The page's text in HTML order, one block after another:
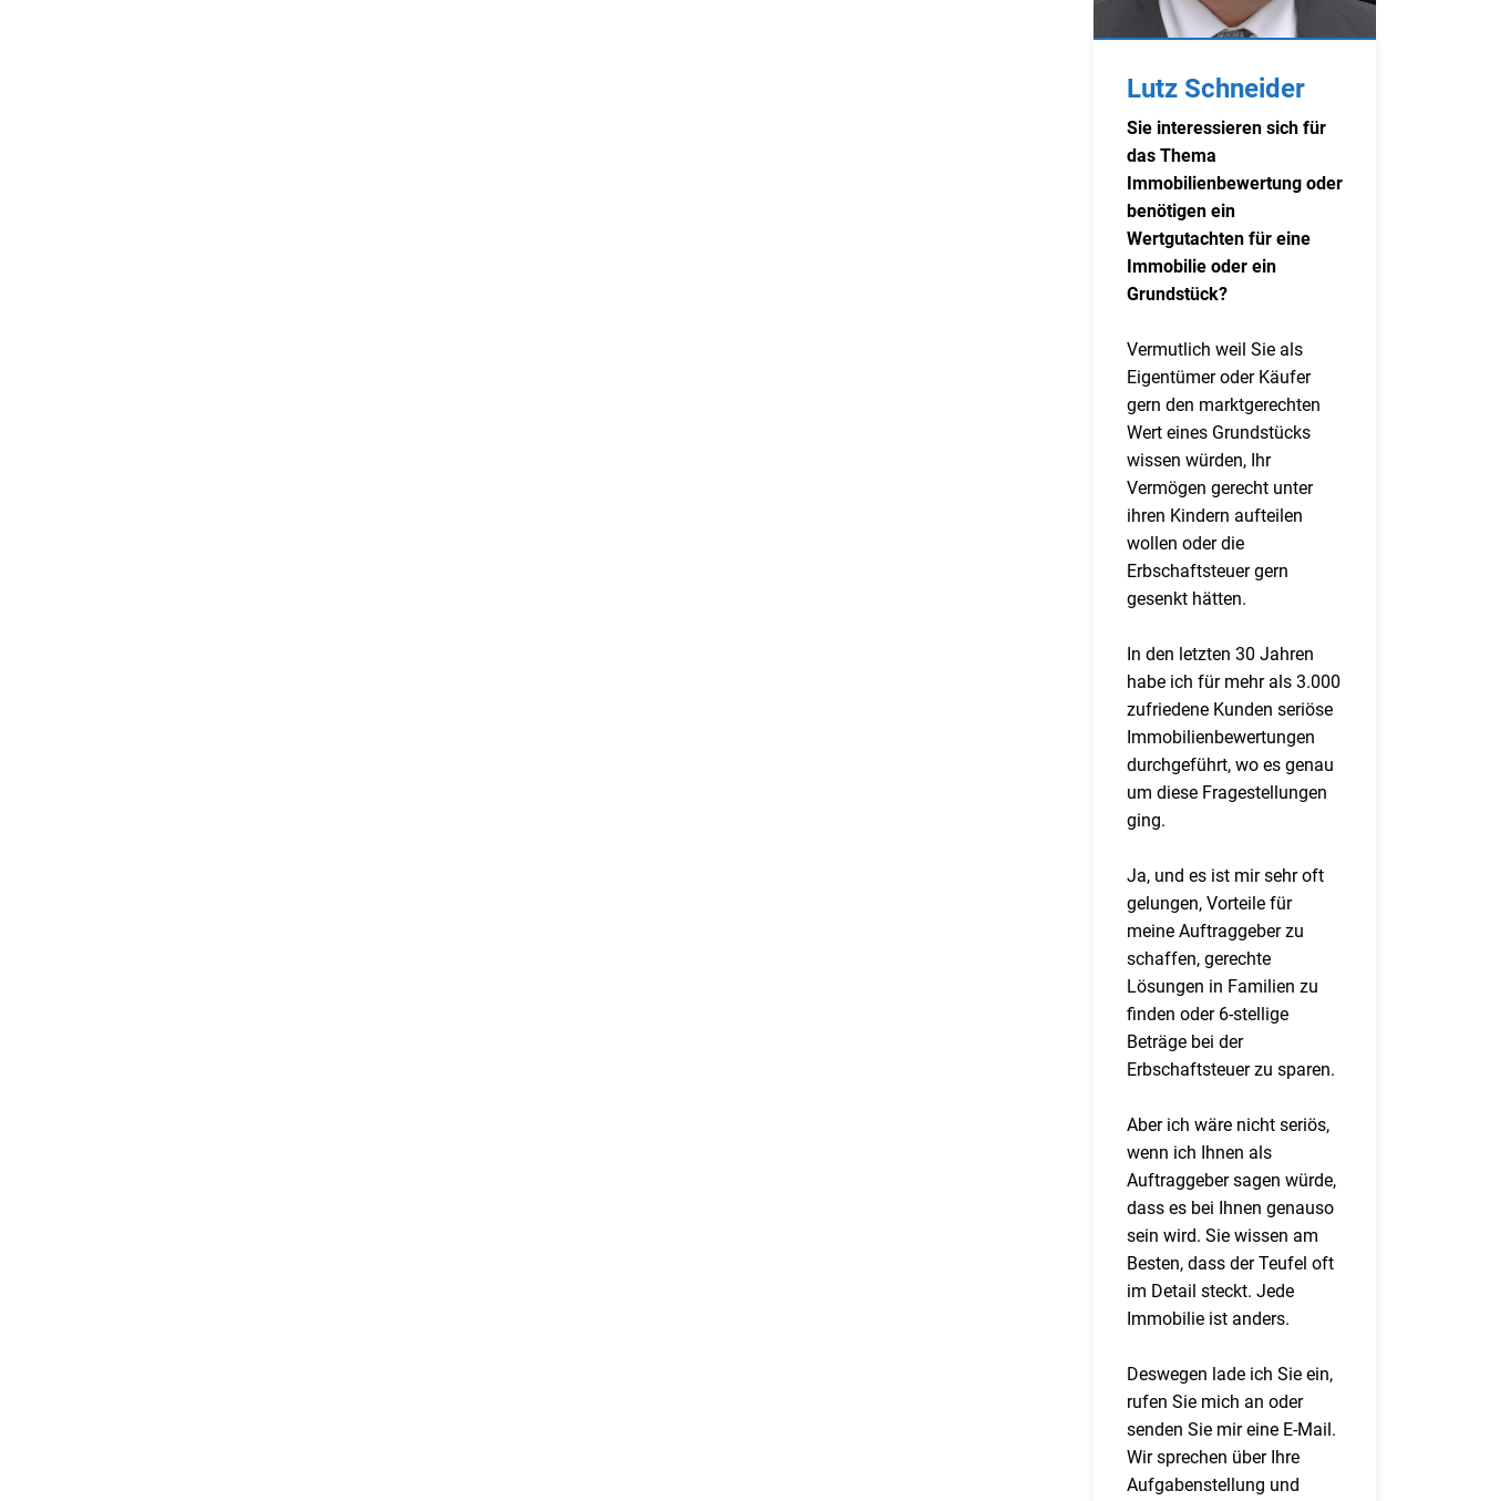
Lutz Schneider
Sie interessieren sich für
das Thema
Immobilienbewertung oder
benötigen ein
Wertgutachten für eine
Immobilie oder ein
Grundstück?
Vermutlich weil Sie als
Eigentümer oder Käufer
gern den marktgerechten
Wert eines Grundstücks
wissen würden, Ihr
Vermögen gerecht unter
ihren Kindern aufteilen
wollen oder die
Erbschaftsteuer gern
gesenkt hätten.
In den letzten 30 Jahren
habe ich für mehr als 3.000
zufriedene Kunden seriöse
Immobilienbewertungen
durchgeführt, wo es genau
um diese Fragestellungen
ging.
Ja, und es ist mir sehr oft
gelungen, Vorteile für
meine Auftraggeber zu
schaffen, gerechte
Lösungen in Familien zu
finden oder 6-stellige
Beträge bei der
Erbschaftsteuer zu sparen.
Aber ich wäre nicht seriös,
wenn ich Ihnen als
Auftraggeber sagen würde,
dass es bei Ihnen genauso
sein wird. Sie wissen am
Besten, dass der Teufel oft
im Detail steckt. Jede
Immobilie ist anders.
Deswegen lade ich Sie ein,
rufen Sie mich an oder
senden Sie mir eine E-Mail.
Wir sprechen über Ihre
Aufgabenstellung und